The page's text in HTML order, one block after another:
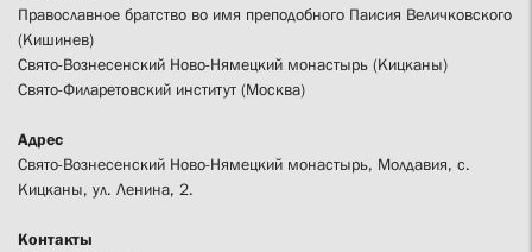
Православное братство во имя преподобного Паисия Величковского
(Кишинев)
Свято-Вознесенский Ново-Нямецкий монастырь (Кицканы)
Свято-Филаретовский институт (Москва)
Адрес
Свято-Вознесенский Ново-Нямецкий монастырь, Молдавия, c.
Кицканы, ул. Ленина, 2.
Контакты